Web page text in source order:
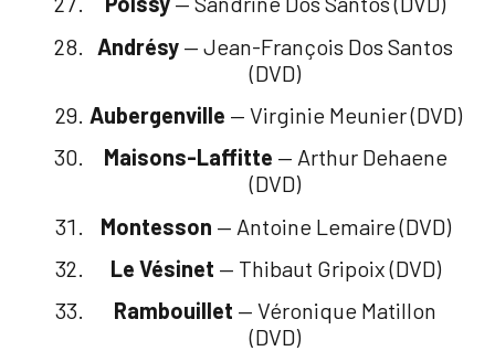
Andrésy — Jean-François Dos Santos
(DVD)
Aubergenville — Virginie Meunier (DVD)
Maisons-Laffitte — Arthur Dehaene
(DVD)
Montesson — Antoine Lemaire (DVD)
Le Vésinet — Thibaut Gripoix (DVD)
Rambouillet — Véronique Matillon
(DVD)